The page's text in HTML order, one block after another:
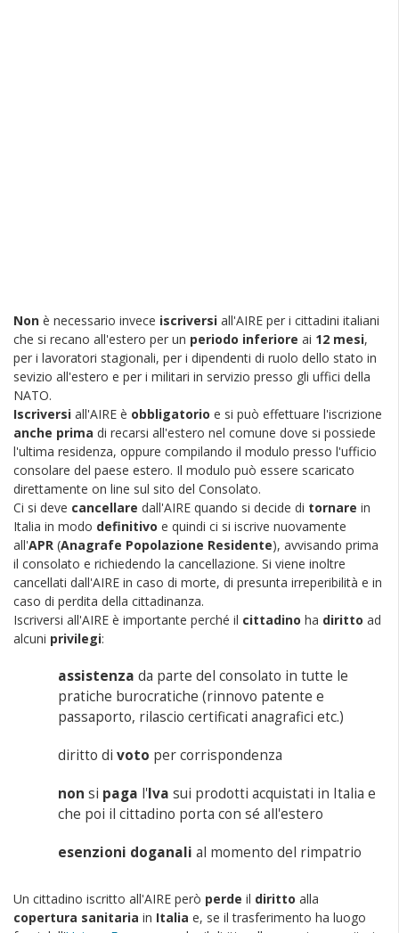
Non è necessario invece iscriversi all'AIRE per i cittadini italiani
che si recano all'estero per un periodo inferiore ai 12 mesi,
per i lavoratori stagionali, per i dipendenti di ruolo dello stato in
sevizio all'estero e per i militari in servizio presso gli uffici della
NATO.
Iscriversi all'AIRE è obbligatorio e si può effettuare l'iscrizione
anche prima di recarsi all'estero nel comune dove si possiede
l'ultima residenza, oppure compilando il modulo presso l'ufficio
consolare del paese estero. Il modulo può essere scaricato
direttamente on line sul sito del Consolato.
Ci si deve cancellare dall'AIRE quando si decide di tornare in
Italia in modo definitivo e quindi ci si iscrive nuovamente
all'APR (Anagrafe Popolazione Residente), avvisando prima
il consolato e richiedendo la cancellazione. Si viene inoltre
cancellati dall'AIRE in caso di morte, di presunta irreperibilità e in
caso di perdita della cittadinanza.
Iscriversi all'AIRE è importante perché il cittadino ha diritto ad
alcuni privilegi:
assistenza da parte del consolato in tutte le
pratiche burocratiche (rinnovo patente e
passaporto, rilascio certificati anagrafici etc.)
diritto divoto per corrispondenza
nonsi paga l'Iva sui prodotti acquistati in Italia e
che poi il cittadino porta con sé all'estero
esenzioni doganali al momento del rimpatrio
Un cittadino iscritto all'AIRE però perde il diritto alla
copertura sanitaria in Italia e, se il trasferimento ha luogo